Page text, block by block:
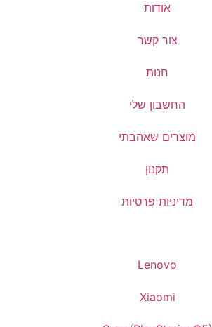
אודות
צור קשר
חנות
החשבון שלי
מוצרים שאהבתי
תקנון
מדיניות פרטיות
Lenovo
Xiaomi